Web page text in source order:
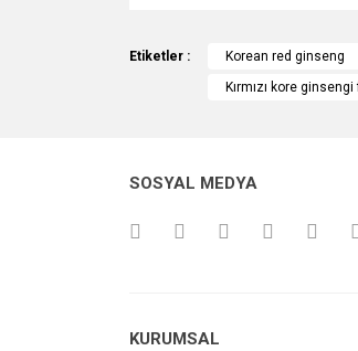
Ürün resmi kalitesiz,
Ürün fiyatı diğer sitelerden
Etiketler : Korean red ginseng
Kırmızı kore ginsengi
SOSYAL MEDYA
KURUMSAL